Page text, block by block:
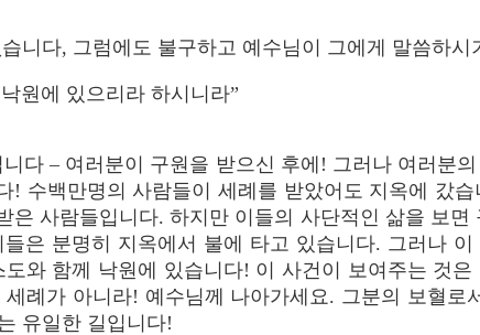
니다, 그럼에도 불구하고 예수님이 그에게 말씀하시
원에 있으리라 하시니라”
다 – 여러분이 구원을 받으신 후에! 그러나 여러분
! 수백만명의 사람들이 세례를 받았어도 지옥에 갔습
은 사람들입니다. 하지만 이들의 사단적인 삶을 보
은 분명히 지옥에서 불에 타고 있습니다. 그러나 이
와 함께 낙원에 있습니다! 이 사건이 보여주는 것
례가 아니라! 예수님께 나아가세요. 그분의 보혈로
유일한 길입니다!